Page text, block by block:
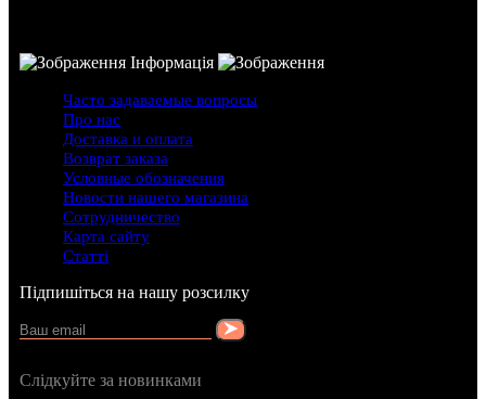
Інформація
Часто задаваемые вопросы
Про нас
Доставка и оплата
Возврат заказа
Условные обозначения
Новости нашего магазина
Сотрудничество
Карта сайту
Статті
Підпишіться на нашу розсилку
Слідкуйте за новинками